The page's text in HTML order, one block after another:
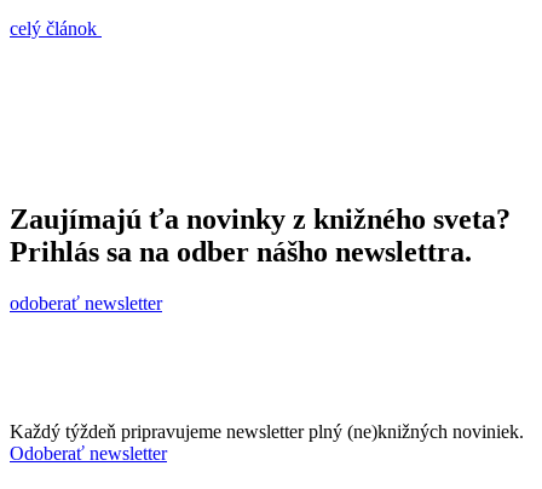
celý článok
Zaujímajú ťa novinky z knižného sveta?
Prihlás sa na odber nášho newslettra.
odoberať newsletter
Každý týždeň pripravujeme newsletter plný (ne)knižných noviniek.
Odoberať newsletter